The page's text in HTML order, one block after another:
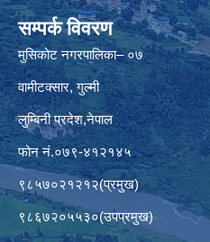
सम्पर्क विवरण
मुसिकोट नगरपालिका– ०७
वामीटक्सार, गुल्मी
लुम्बिनी प्रदेश,नेपाल
फोन नं.०७९-४१२१४५
९८५७०२१२१२(प्रमुख)
९८६७२०५५३०(उपप्रमुख)